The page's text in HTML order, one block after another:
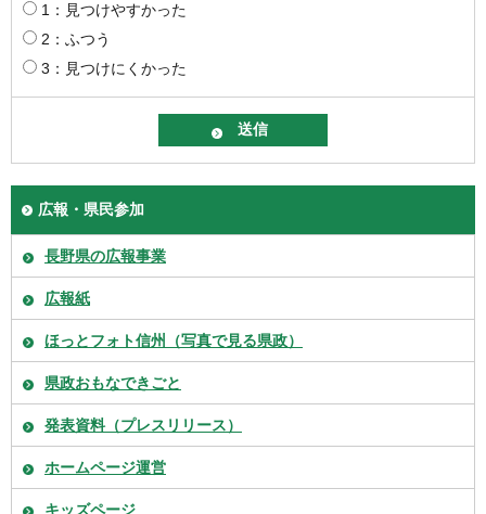
1：見つけやすかった
2：ふつう
3：見つけにくかった
広報・県民参加
長野県の広報事業
広報紙
ほっとフォト信州（写真で見る県政）
県政おもなできごと
発表資料（プレスリリース）
ホームページ運営
キッズページ